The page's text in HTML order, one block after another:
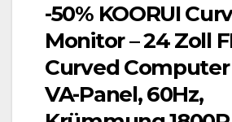
-50% KOORUI
Monitor – 24 Zoll
Curved
VA-Panel, 60Hz,